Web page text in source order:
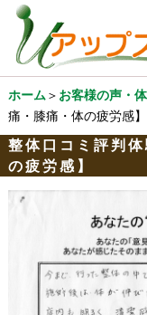
ホーム ＞ お客様の声・
痛・膝痛・体の疲労感】
整体口コミ評判
の疲労感】